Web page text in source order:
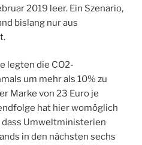
2019 leer. Ein Szenario,
bislang nur aus
legten die CO2-
um mehr als 10% zu
Marke von 23 Euro je
hat hier womöglich
Umweltministerien
in den nächsten sechs